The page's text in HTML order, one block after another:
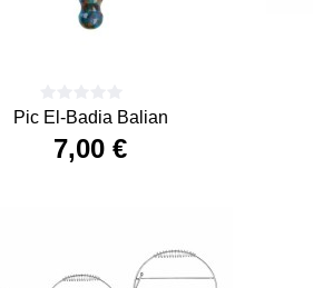
Pic El-Badia Balian
7,00 €